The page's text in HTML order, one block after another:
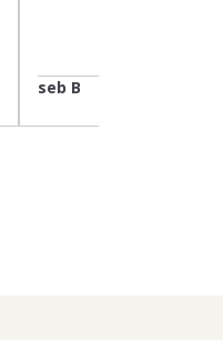
seb B